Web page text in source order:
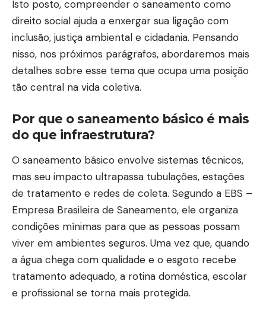
Isto posto, compreender o saneamento como
direito social ajuda a enxergar sua ligação com
inclusão, justiça ambiental e cidadania. Pensando
nisso, nos próximos parágrafos, abordaremos mais
detalhes sobre esse tema que ocupa uma posição
tão central na vida coletiva.
Por que o saneamento básico é mais
do que infraestrutura?
O saneamento básico envolve sistemas técnicos,
mas seu impacto ultrapassa tubulações, estações
de tratamento e redes de coleta. Segundo a EBS –
Empresa Brasileira de Saneamento, ele organiza
condições mínimas para que as pessoas possam
viver em ambientes seguros. Uma vez que, quando
a água chega com qualidade e o esgoto recebe
tratamento adequado, a rotina doméstica, escolar
e profissional se torna mais protegida.